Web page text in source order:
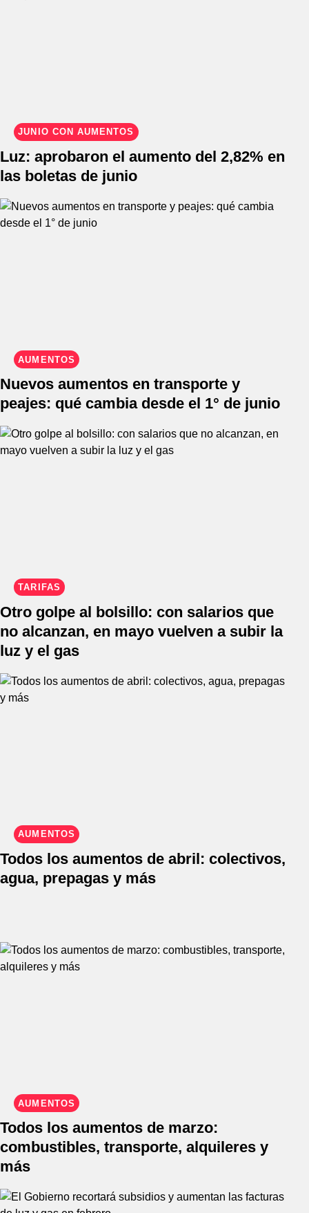
JUNIO CON AUMENTOS
Luz: aprobaron el aumento del 2,82% en
las boletas de junio
AUMENTOS
Nuevos aumentos en transporte y
peajes: qué cambia desde el 1° de junio
TARIFAS
Otro golpe al bolsillo: con salarios que
no alcanzan, en mayo vuelven a subir la
luz y el gas
AUMENTOS
Todos los aumentos de abril: colectivos,
agua, prepagas y más
AUMENTOS
Todos los aumentos de marzo:
combustibles, transporte, alquileres y
más